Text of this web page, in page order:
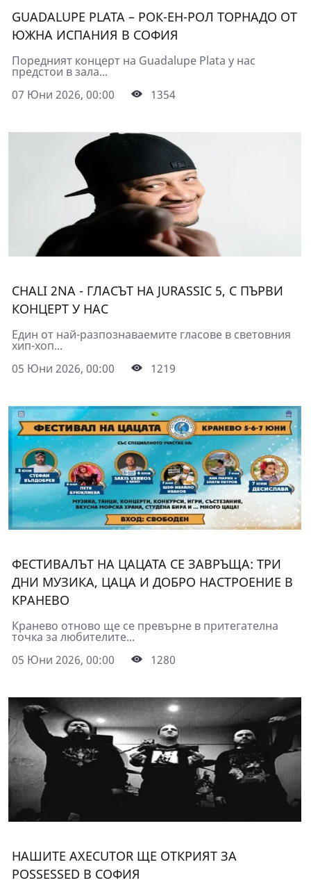
GUADALUPE PLATA – РОК-ЕН-РОЛ ТОРНАДО ОТ
ЮЖНА ИСПАНИЯ В СОФИЯ
Поредният концерт на Guadalupe Plata у нас
предстои в зала...
07 Юни 2026, 00:00
1354
CHALI 2NA - ГЛАСЪТ НА JURASSIC 5, С ПЪРВИ
КОНЦЕРТ У НАС
Един от най-разпознаваемите гласове в световния
хип-хоп...
05 Юни 2026, 00:00
1219
ФЕСТИВАЛЪТ НА ЦАЦАТА СЕ ЗАВРЪЩА: ТРИ
ДНИ МУЗИКА, ЦАЦА И ДОБРО НАСТРОЕНИЕ В
КРАНЕВО
Кранево отново ще се превърне в притегателна
точка за любителите...
05 Юни 2026, 00:00
1280
НАШИТЕ AXECUTOR ЩЕ ОТКРИЯТ ЗА
POSSESSED В СОФИЯ